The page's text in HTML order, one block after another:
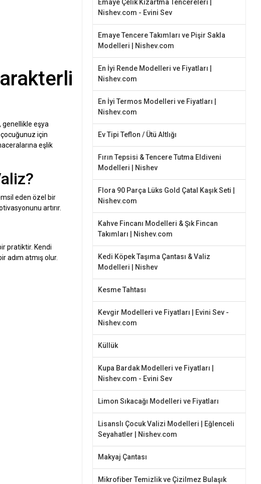
genellikle eşya
için
eşlik
eden özel bir
artırır.
pratiktir. Kendi
adım atmış olur.
Emaye Çelik Kızartma Tencereleri |
Nishev.com - Evini Sev
Emaye Tencere Takımları ve Pişir Sakla
Modelleri | Nishev.com
En İyi Rende Modelleri ve Fiyatları |
Nishev.com
En İyi Termos Modelleri ve Fiyatları |
Nishev.com
Ev Tipi Teflon / Ütü Altlığı
Fırın Tepsisi & Tencere Tutma Eldiveni
Modelleri | Nishev
Flora 90 Parça Lüks Gold Çatal Kaşık Seti |
Nishev.com
Kahve Fincanı Modelleri & Şık Fincan
Takımları | Nishev.com
Kedi Köpek Taşıma Çantası & Valiz
Modelleri | Nishev
Kesme Tahtası
Kevgir Modelleri ve Fiyatları | Evini Sev -
Nishev.com
Küllük
Kupa Bardak Modelleri ve Fiyatları |
Nishev.com - Evini Sev
Limon Sıkacağı Modelleri ve Fiyatları
Lisanslı Çocuk Valizi Modelleri | Eğlenceli
Seyahatler | Nishev.com
Makyaj Çantası
Mikrofiber Temizlik ve Çizilmez Bulaşık